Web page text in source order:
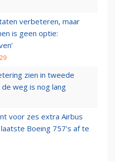
verbeteren, maar
is geen optie:
zien in tweede
weg is nog lang
voor zes extra Airbus
Boeing 757's af te